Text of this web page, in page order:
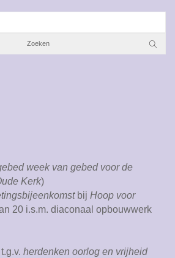
week van gebed voor de
Kerk)
bij Hoop voor
20 i.s.m. diaconaal opbouwwerk
herdenken oorlog en vrijheid